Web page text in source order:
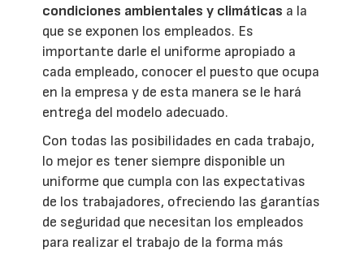
condiciones ambientales y climáticas a la
que se exponen los empleados. Es
importante darle el uniforme apropiado a
cada empleado, conocer el puesto que ocupa
en la empresa y de esta manera se le hará
entrega del modelo adecuado.
Con todas las posibilidades en cada trabajo,
lo mejor es tener siempre disponible un
uniforme que cumpla con las expectativas
de los trabajadores, ofreciendo las garantías
de seguridad que necesitan los empleados
para realizar el trabajo de la forma más